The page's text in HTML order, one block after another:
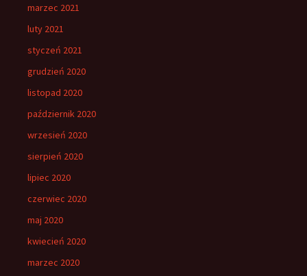
marzec 2021
luty 2021
styczeń 2021
grudzień 2020
listopad 2020
październik 2020
wrzesień 2020
sierpień 2020
lipiec 2020
czerwiec 2020
maj 2020
kwiecień 2020
marzec 2020